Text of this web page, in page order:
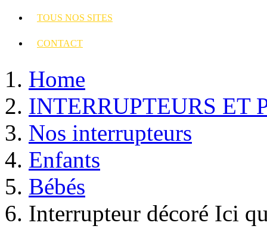
TOUS NOS SITES
CONTACT
Home
INTERRUPTEURS ET
Nos interrupteurs
Enfants
Bébés
Interrupteur décoré Ici